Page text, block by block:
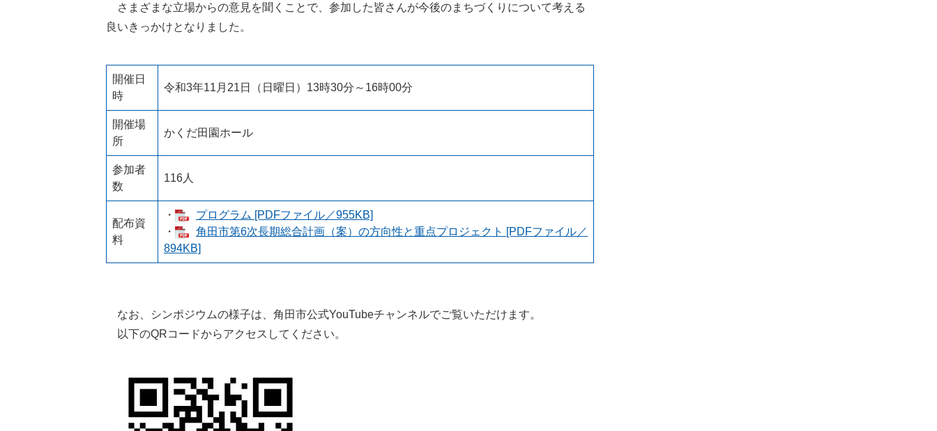
さまざまな立場からの意見を聞くことで、参加した皆さんが今後のまちづくりについて考える
良いきっかけとなりました。
開催日
時
令和3年11月21日（日曜日）13時30分～16時00分
開催場
所
かくだ田園ホール
参加者
数
116人
配布資
料
・
プログラム [PDFファイル／955KB]
・
角田市第6次長期総合計画（案）の方向性と重点プロジェクト [PDFファイル／
894KB]
なお、シンポジウムの様子は、角田市公式YouTubeチャンネルでご覧いただけます。
以下のQRコードからアクセスしてください。